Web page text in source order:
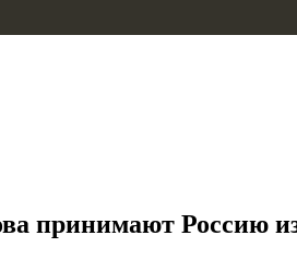
принимают Россию